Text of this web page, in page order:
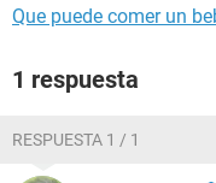
Que puede comer un
1 respuesta
RESPUESTA 1 / 1